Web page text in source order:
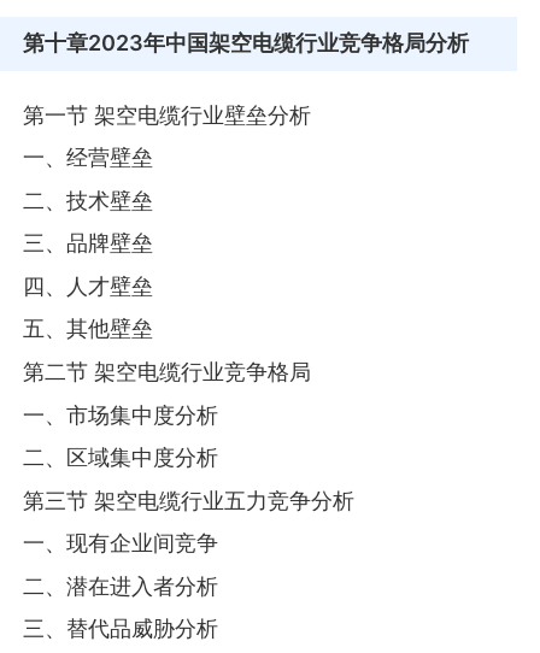
第十章2023年中国架空电缆行业竞争格局分析
第一节 架空电缆行业壁垒分析
一、经营壁垒
二、技术壁垒
三、品牌壁垒
四、人才壁垒
五、其他壁垒
第二节 架空电缆行业竞争格局
一、市场集中度分析
二、区域集中度分析
第三节 架空电缆行业五力竞争分析
一、现有企业间竞争
二、潜在进入者分析
三、替代品威胁分析